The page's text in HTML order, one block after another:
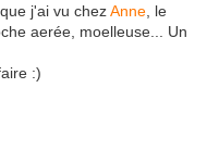
j'ai vu chezAnne , le
aerée, moelleuse... Un
:)